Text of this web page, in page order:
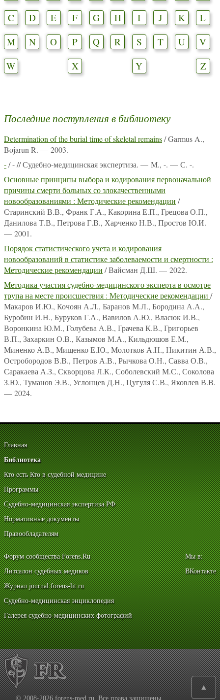
C
D E F G H I J K
L
M
N O P Q R S T U
V
W
X Y Z
Последние поступления в библиотеку
Determination of the burial time of skeletal remains/ Garmus A.,
Bojarun R. — 2003.
-/ - // Судебно-медицинская экспертиза. — М., -. — С. -.
Основные принципы выбора и кодирования первоначальной
причины смерти больных со злокачественными
новообразованиями : Методические рекомендации /
Старинский В.В., Франк Г.А., Какорина Е.П., Грецова О.П.,
Данилова Т.В., Петрова Г.В., Харченко Н.В., Простов Ю.И.
— 2001.
Порядок статистического учета и кодирования
новообразований в статистике заболеваемости и смертности :
Методические рекомендации / Вайсман Д.Ш. — 2022.
Методика участия судебно-медицинского эксперта в осмотре
трупа на месте происшествия : Методические рекомендации /
Макаров И.Ю., Кочоян А.Л., Баранов М.Л., Бородина А.А.,
Буробин И.Н., Буруков Г.А., Вавилов А.Ю., Власюк И.В.,
Воронкина Ю.М., Голубева А.В., Грачева К.В., Григорьев
В.П., Захаркин О.В., Казымов М.А., Кильдюшов Е.М.,
Миненко А.В., Мищенко Е.Ю., Молотков А.Н., Никитин А.В.,
Остробородов В.В., Петров А.В., Рычкова О.Н., Савва О.В.,
Саракаева А.З., Скворцова Л.К., Соболевский М.С., Соколова
З.Ю., Туманов Э.В., Услонцев Д.Н., Цугуля С.В., Яковлев В.В.
— 2024.
Главная
Библиотека
Кто есть Кто в судебной медицине
Программы
Судебно-медицинская экспертиза РФ
Нормативные документы
Правообладателям
Форум сообщества Forens.Ru
Литсалон судебных медиков
Журнал journal.forens-lit.ru
Судебно-медицинская энциклопедия
Галерея судебно-медицинских фотографий
Мы в:
ВКонтакте
© 2008-2026 forens-med.ru. Все права защищены
▲